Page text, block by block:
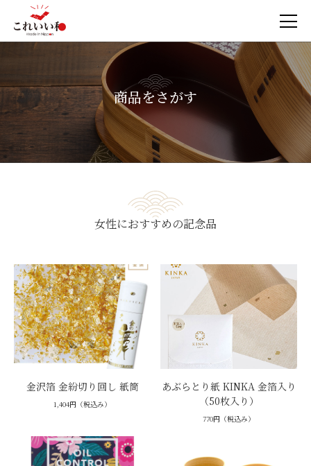
商品をさがす
女性におすすめの記念品
金沢箔 金紛切り回し 紙筒
1,404円（税込み）
あぶらとり紙 KINKA 金箔入り
（50枚入り）
770円（税込み）